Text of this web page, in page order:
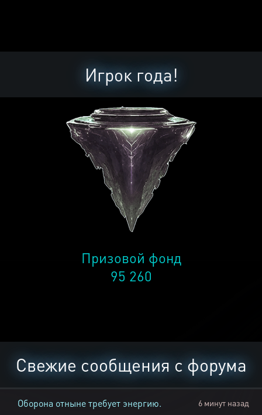
Игрок года!
Призовой фонд
95 260
Свежие сообщения с форума
Оборона отныне требует энергию. 6 минут назад